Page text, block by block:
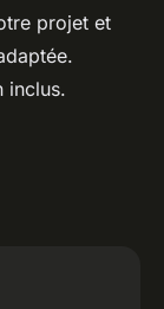
projet et
inclus.